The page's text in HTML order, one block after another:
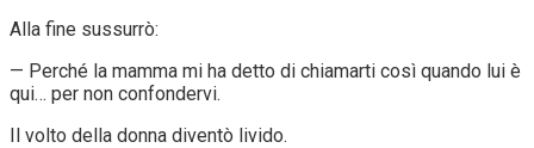
Alla fine sussurrò:
— Perché la mamma mi ha detto di chiamarti così quando lui è
qui… per non confondervi.
Il volto della donna diventò livido.